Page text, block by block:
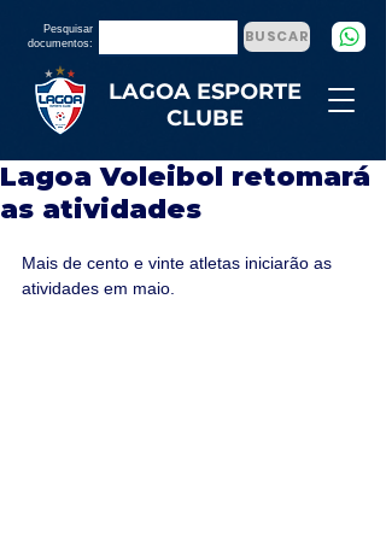
LAGOA ESPORTE
CLUBE
Pesquisar
documentos:
BUSCAR
Lagoa Voleibol retomará
as atividades
Mais de cento e vinte atletas iniciarão as
atividades em maio.